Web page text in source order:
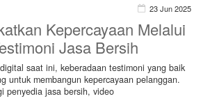
23 Jun 2025
Kepercayaan Melalui
Jasa Bersih
saat ini, keberadaan testimoni yang baik
untuk membangun kepercayaan pelanggan.
penyedia jasa bersih, video